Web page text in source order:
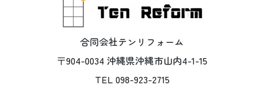
合同会社テンリフォーム
〒904-0034 沖縄県沖縄市山内4-1-15
TEL 098-923-2715